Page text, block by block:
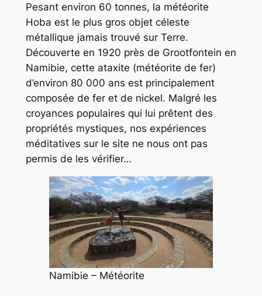
Pesant environ 60 tonnes, la météorite
Hoba est le plus gros objet céleste
métallique jamais trouvé sur Terre.
Découverte en 1920 près de Grootfontein en
Namibie, cette ataxite (météorite de fer)
d’environ 80 000 ans est principalement
composée de fer et de nickel. Malgré les
croyances populaires qui lui prêtent des
propriétés mystiques, nos expériences
méditatives sur le site ne nous ont pas
permis de les vérifier…
Namibie – Météorite